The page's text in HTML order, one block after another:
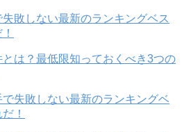
敗しない最新のランキングベス
は？最低限知っておくべき3つの
失敗しない最新のランキングベ
！